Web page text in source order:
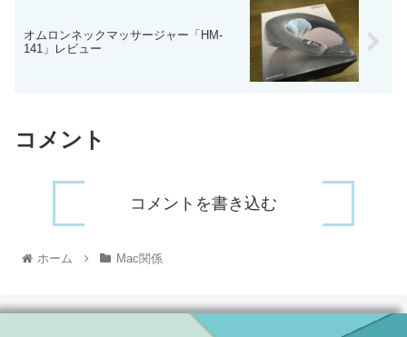
オムロンネックマッサージャー「HM-
141」レビュー
コメント
コメントを書き込む
ホーム Mac関係